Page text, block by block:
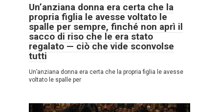
Un’anziana donna era certa che la
propria figlia le avesse voltato le
spalle per sempre, finché non aprì il
sacco di riso che le era stato
regalato — ciò che vide sconvolse
tutti
Un’anziana donna era certa che la propria figlia le avesse
voltato le spalle per